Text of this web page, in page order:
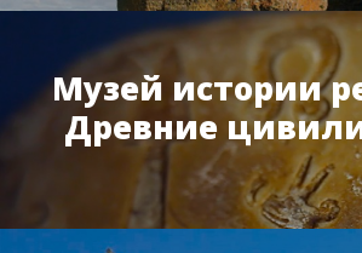
Музей истории
Древние